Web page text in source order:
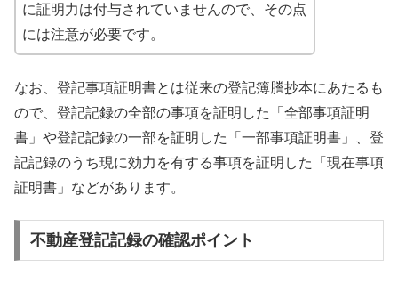
に証明力は付与されていませんので、その点
には注意が必要です。
なお、登記事項証明書とは従来の登記簿謄抄本にあたるも
ので、登記記録の全部の事項を証明した「全部事項証明
書」や登記記録の一部を証明した「一部事項証明書」、登
記記録のうち現に効力を有する事項を証明した「現在事項
証明書」などがあります。
不動産登記記録の確認ポイント